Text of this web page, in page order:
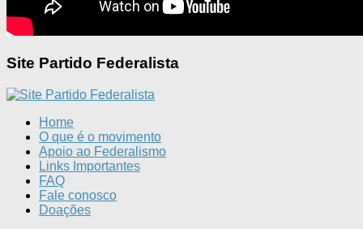
Site Partido Federalista
Home
O que é o movimento
Apoio ao Federalismo
Links Importantes
FAQ
Fale conosco
Doações